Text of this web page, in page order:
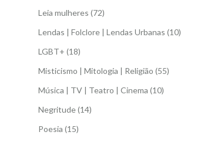
Leia mulheres (72)
Lendas | Folclore | Lendas Urbanas (10)
LGBT+ (18)
Misticismo | Mitologia | Religião (55)
Música | TV | Teatro | Cinema (10)
Negritude(14)
Poesia (15)